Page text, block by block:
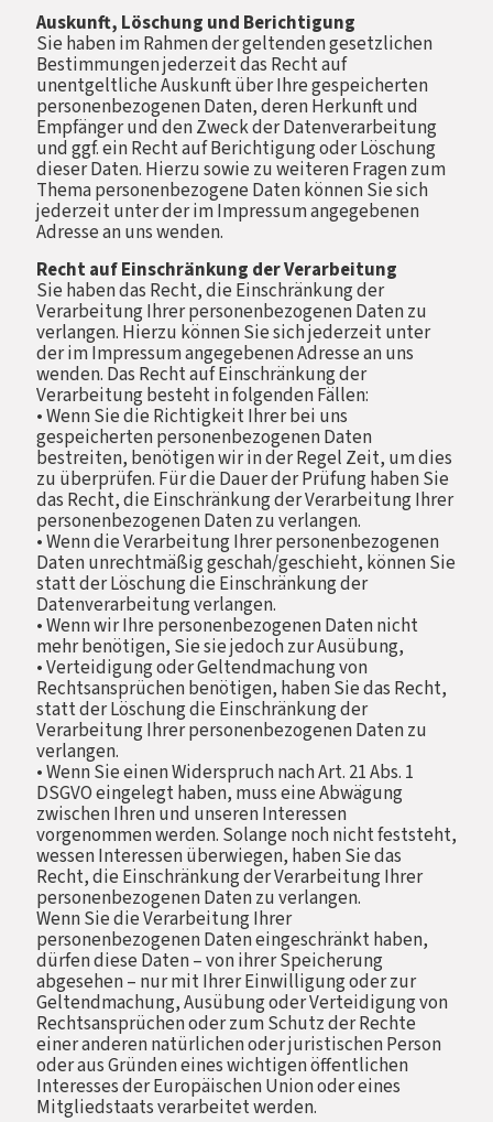
Auskunft, Löschung und Berichtigung
Sie haben im Rahmen der geltenden gesetzlichen
Bestimmungen jederzeit das Recht auf
unentgeltliche Auskunft über Ihre gespeicherten
personenbezogenen Daten, deren Herkunft und
Empfänger und den Zweck der Datenverarbeitung
und ggf. ein Recht auf Berichtigung oder Löschung
dieser Daten. Hierzu sowie zu weiteren Fragen zum
Thema personenbezogene Daten können Sie sich
jederzeit unter der im Impressum angegebenen
Adresse an uns wenden.
Recht auf Einschränkung der Verarbeitung
Sie haben das Recht, die Einschränkung der
Verarbeitung Ihrer personenbezogenen Daten zu
verlangen. Hierzu können Sie sich jederzeit unter
der im Impressum angegebenen Adresse an uns
wenden. Das Recht auf Einschränkung der
Verarbeitung besteht in folgenden Fällen:
• Wenn Sie die Richtigkeit Ihrer bei uns
gespeicherten personenbezogenen Daten
bestreiten, benötigen wir in der Regel Zeit, um dies
zu überprüfen. Für die Dauer der Prüfung haben Sie
das Recht, die Einschränkung der Verarbeitung Ihrer
personenbezogenen Daten zu verlangen.
• Wenn die Verarbeitung Ihrer personenbezogenen
Daten unrechtmäßig geschah/geschieht, können Sie
statt der Löschung die Einschränkung der
Datenverarbeitung verlangen.
• Wenn wir Ihre personenbezogenen Daten nicht
mehr benötigen, Sie sie jedoch zur Ausübung,
• Verteidigung oder Geltendmachung von
Rechtsansprüchen benötigen, haben Sie das Recht,
statt der Löschung die Einschränkung der
Verarbeitung Ihrer personenbezogenen Daten zu
verlangen.
• Wenn Sie einen Widerspruch nach Art. 21 Abs. 1
DSGVO eingelegt haben, muss eine Abwägung
zwischen Ihren und unseren Interessen
vorgenommen werden. Solange noch nicht feststeht,
wessen Interessen überwiegen, haben Sie das
Recht, die Einschränkung der Verarbeitung Ihrer
personenbezogenen Daten zu verlangen.
Wenn Sie die Verarbeitung Ihrer
personenbezogenen Daten eingeschränkt haben,
dürfen diese Daten – von ihrer Speicherung
abgesehen – nur mit Ihrer Einwilligung oder zur
Geltendmachung, Ausübung oder Verteidigung von
Rechtsansprüchen oder zum Schutz der Rechte
einer anderen natürlichen oder juristischen Person
oder aus Gründen eines wichtigen öffentlichen
Interesses der Europäischen Union oder eines
Mitgliedstaats verarbeitet werden.